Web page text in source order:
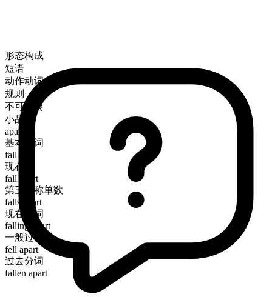
形态构成
短语
动作动词
规则
不可分离
小品词
apart
基本动词
fall
现在时
fall apart
第三人称单数
falls apart
现在分词
falling apart
一般过去时
fell apart
过去分词
fallen apart